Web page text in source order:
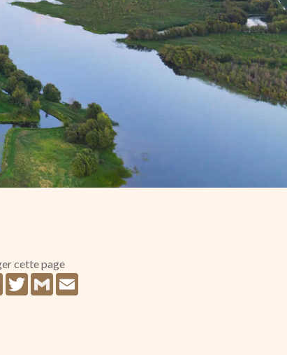
cette page
Messenger
TwitterGmail